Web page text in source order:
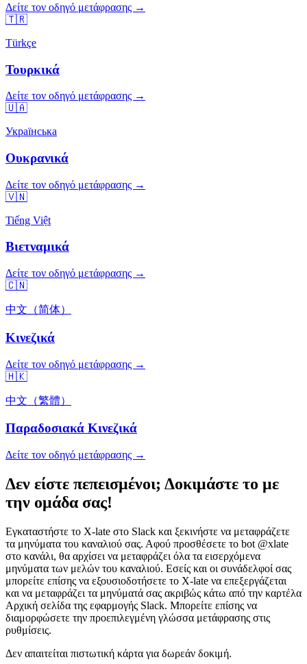
Δείτε τον οδηγό μετάφρασης →
🇹🇷
Türkçe
Τουρκικά
Δείτε τον οδηγό μετάφρασης →
🇺🇦
Українська
Ουκρανικά
Δείτε τον οδηγό μετάφρασης →
🇻🇳
Tiếng Việt
Βιετναμικά
Δείτε τον οδηγό μετάφρασης →
🇨🇳
中文（简体）
Κινεζικά
Δείτε τον οδηγό μετάφρασης →
🇭🇰
中文（繁體）
Παραδοσιακά Κινεζικά
Δείτε τον οδηγό μετάφρασης →
Δεν είστε πεπεισμένοι; Δοκιμάστε το με
την ομάδα σας!
Εγκαταστήστε το X-late στο Slack και ξεκινήστε να μεταφράζετε
τα μηνύματα του καναλιού σας. Αφού προσθέσετε το bot @xlate
στο κανάλι, θα αρχίσει να μεταφράζει όλα τα εισερχόμενα
μηνύματα των μελών του καναλιού. Εσείς και οι συνάδελφοί σας
μπορείτε επίσης να εξουσιοδοτήσετε το X-late να επεξεργάζεται
και να μεταφράζει τα μηνύματά σας ακριβώς κάτω από την καρτέλα
Αρχική σελίδα της εφαρμογής Slack. Μπορείτε επίσης να
διαμορφώσετε την προεπιλεγμένη γλώσσα μετάφρασης στις
ρυθμίσεις.
Δεν απαιτείται πιστωτική κάρτα για δωρεάν δοκιμή.